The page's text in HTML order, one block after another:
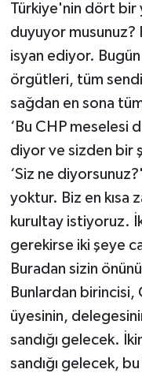
Türkiye'nin dört bir
duyuyor
isyan ediyor.
örgütleri, tüm
sağdan en sona
‘Bu CHP meselesi
diyor ve sizden bir
‘Siz ne
yoktur. Biz en kısa
kurultay istiyoruz.
gerekirse iki şeye
Buradan sizin
Bunlardan
üyesinin,
sandığı gelecek.
sandığı gelecek,